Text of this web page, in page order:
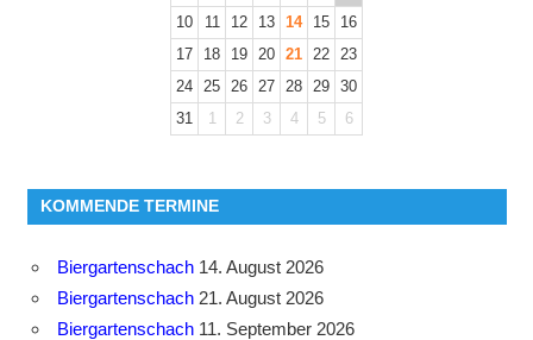
10
11 12 13 14 15
16
17
18 19 20 21 22
23
24
25 26 27 28 29 30
31
1 2 3 4 5 6
KOMMENDE TERMINE
Biergartenschach 14. August 2026
Biergartenschach 21. August 2026
Biergartenschach 11. September 2026